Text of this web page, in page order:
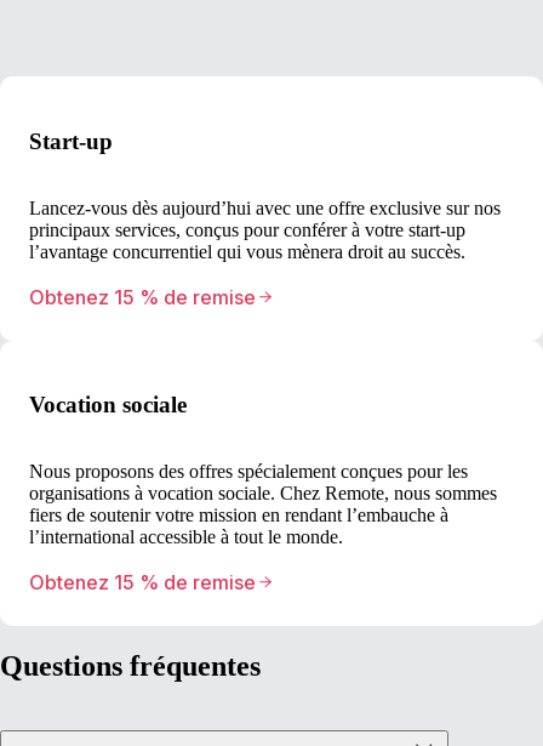
Start-up
Lancez-vous dès aujourd’hui avec une offre exclusive sur nos
principaux services, conçus pour conférer à votre start-up
l’avantage concurrentiel qui vous mènera droit au succès.
Obtenez 15 % de remise
Vocation sociale
Nous proposons des offres spécialement conçues pour les
organisations à vocation sociale. Chez Remote, nous sommes
fiers de soutenir votre mission en rendant l’embauche à
l’international accessible à tout le monde.
Obtenez 15 % de remise
Questions fréquentes